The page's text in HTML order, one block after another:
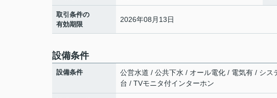
取引条件の
有効期限
2026年08月13日
設備条件
設備条件
公営水道 / 公共下水 / オール電化 / 電気有 / シ
台 / TVモニタ付インターホン